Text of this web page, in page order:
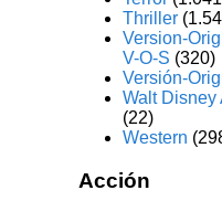
Thriller
Version-
V-O-S (320)
Versión-
Walt Disney
(22)
Western
Acción